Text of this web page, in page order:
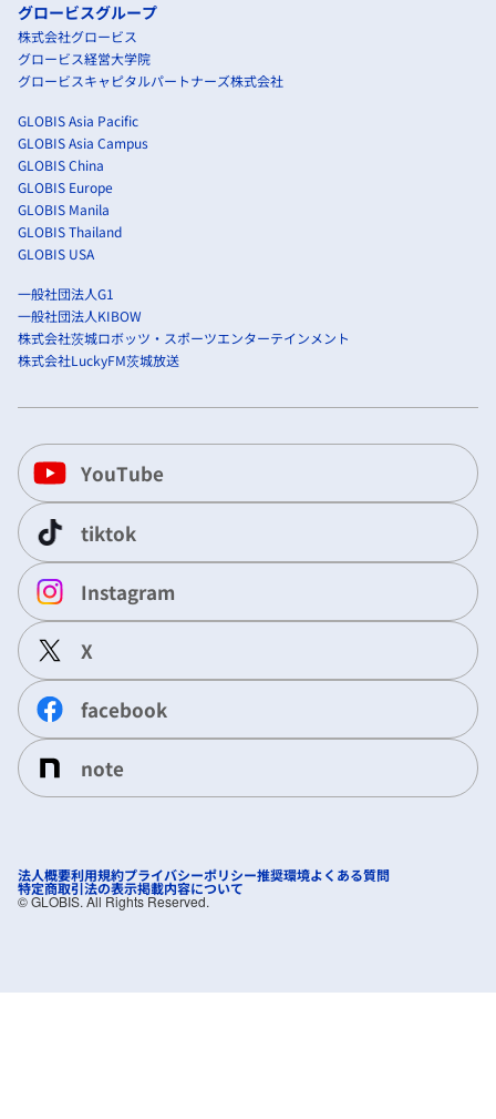
グロービスグループ
株式会社グロービス
グロービス経営大学院
グロービスキャピタルパートナーズ株式会社
GLOBIS Asia Pacific
GLOBIS Asia Campus
GLOBIS China
GLOBIS Europe
GLOBIS Manila
GLOBIS Thailand
GLOBIS USA
一般社団法人G1
一般社団法人KIBOW
株式会社茨城ロボッツ・スポーツエンターテインメント
株式会社LuckyFM茨城放送
YouTube
tiktok
Instagram
X
facebook
note
法人概要利用規約プライバシーポリシー推奨環境よくある質問
特定商取引法の表示掲載内容について
©︎ GLOBIS. All Rights Reserved.